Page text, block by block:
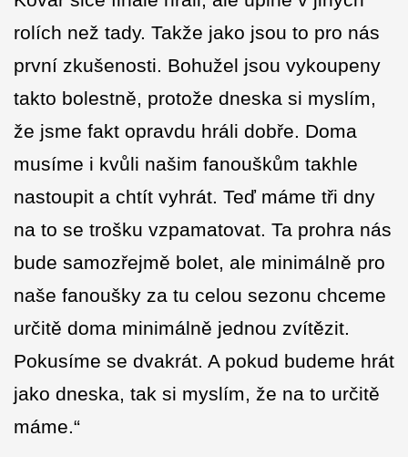
rolích než tady. Takže jako jsou to pro nás
první zkušenosti. Bohužel jsou vykoupeny
takto bolestně, protože dneska si myslím,
že jsme fakt opravdu hráli dobře. Doma
musíme i kvůli našim fanouškům takhle
nastoupit a chtít vyhrát. Teď máme tři dny
na to se trošku vzpamatovat. Ta prohra nás
bude samozřejmě bolet, ale minimálně pro
naše fanoušky za tu celou sezonu chceme
určitě doma minimálně jednou zvítězit.
Pokusíme se dvakrát. A pokud budeme hrát
jako dneska, tak si myslím, že na to určitě
máme.“